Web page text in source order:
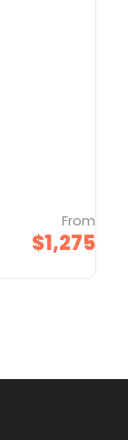
From
$1,275